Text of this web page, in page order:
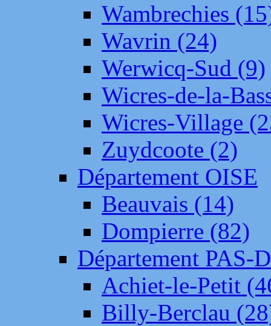
Wambrechies
Wavrin (24)
Werwicq-Sud (9)
Wicres-de-la-
Wicres-Village
Zuydcoote (2)
Département OISE
Beauvais (14)
Dompierre (82)
Département PAS-
Achiet-le-Petit
Billy-Berclau